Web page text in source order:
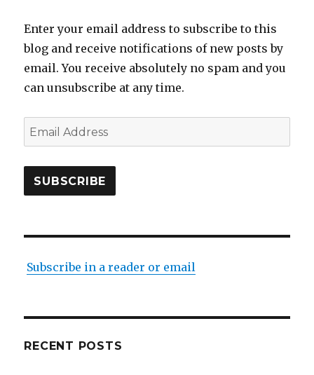
Enter your email address to subscribe to this
blog and receive notifications of new posts by
email. You receive absolutely no spam and you
can unsubscribe at any time.
Email
Address
SUBSCRIBE
Subscribe in a reader or email
RECENT POSTS